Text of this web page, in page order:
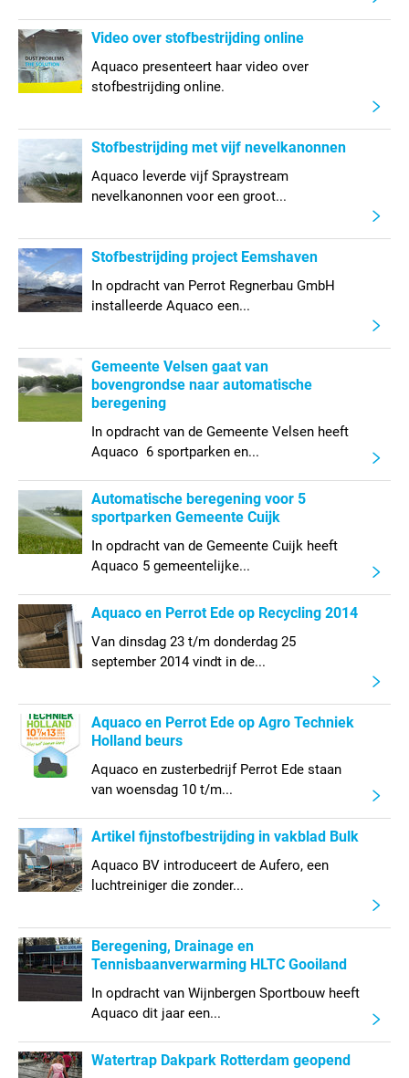
Video over stofbestrijding online
Aquaco presenteert haar video over
stofbestrijding online.
Stofbestrijding met vijf nevelkanonnen
Aquaco leverde vijf Spraystream
nevelkanonnen voor een groot...
Stofbestrijding project Eemshaven
In opdracht van Perrot Regnerbau GmbH
installeerde Aquaco een...
Gemeente Velsen gaat van
bovengrondse naar automatische
beregening
In opdracht van de Gemeente Velsen heeft
Aquaco 6 sportparken en...
Automatische beregening voor 5
sportparken Gemeente Cuijk
In opdracht van de Gemeente Cuijk heeft
Aquaco 5 gemeentelijke...
Aquaco en Perrot Ede op Recycling 2014
Van dinsdag 23 t/m donderdag 25
september 2014 vindt in de...
Aquaco en Perrot Ede op Agro Techniek
Holland beurs
Aquaco en zusterbedrijf Perrot Ede staan
van woensdag 10 t/m...
Artikel fijnstofbestrijding in vakblad Bulk
Aquaco BV introduceert de Aufero, een
luchtreiniger die zonder...
Beregening, Drainage en
Tennisbaanverwarming HLTC Gooiland
In opdracht van Wijnbergen Sportbouw heeft
Aquaco dit jaar een...
Watertrap Dakpark Rotterdam geopend